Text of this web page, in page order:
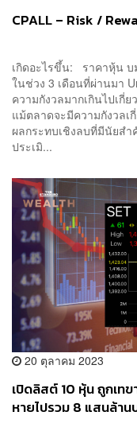
CPALL – Risk /
เกิดอะไรขึ้น: ราคาหุ้น บ
ในช่วง 3 เดือนที่ผ่านมา
ความกังวลมากเกินไปเกี่
แม้ตลาดจะมีความกังวลเ
ผลกระทบเชิงลบที่มีนัยส
ประเมิ...
20 ตุลาคม 2023
เปิดลิสต์ 10 หุ้น ถูกเท
หายไปรวม 8 แสนล้า